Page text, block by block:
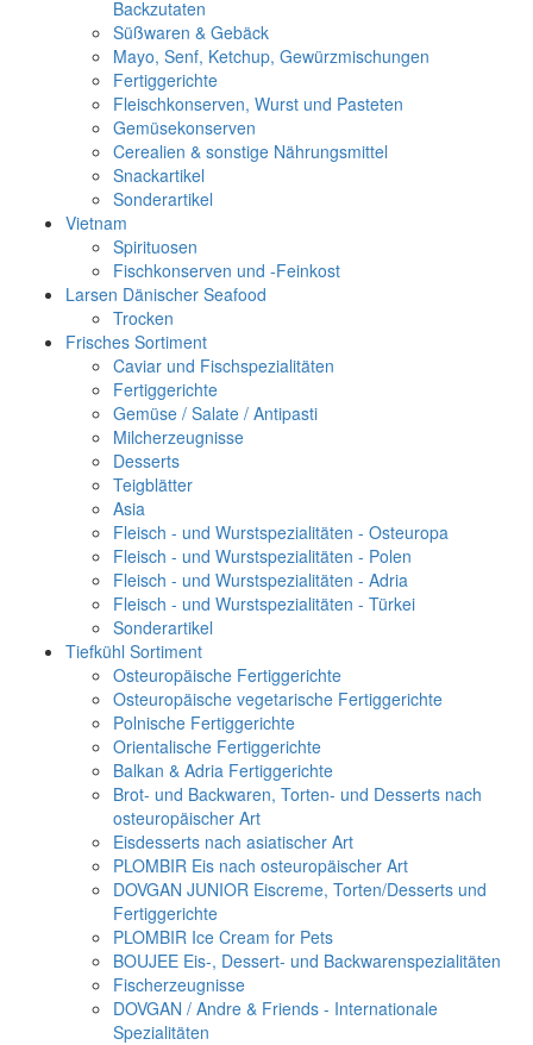
Backzutaten
Süßwaren & Gebäck
Mayo, Senf, Ketchup, Gewürzmischungen
Fertiggerichte
Fleischkonserven, Wurst und Pasteten
Gemüsekonserven
Cerealien & sonstige Nährungsmittel
Snackartikel
Sonderartikel
Vietnam
Spirituosen
Fischkonserven und -Feinkost
Larsen Dänischer Seafood
Trocken
Frisches Sortiment
Caviar und Fischspezialitäten
Fertiggerichte
Gemüse / Salate / Antipasti
Milcherzeugnisse
Desserts
Teigblätter
Asia
Fleisch - und Wurstspezialitäten - Osteuropa
Fleisch - und Wurstspezialitäten - Polen
Fleisch - und Wurstspezialitäten - Adria
Fleisch - und Wurstspezialitäten - Türkei
Sonderartikel
Tiefkühl Sortiment
Osteuropäische Fertiggerichte
Osteuropäische vegetarische Fertiggerichte
Polnische Fertiggerichte
Orientalische Fertiggerichte
Balkan & Adria Fertiggerichte
Brot- und Backwaren, Torten- und Desserts nach
osteuropäischer Art
Eisdesserts nach asiatischer Art
PLOMBIR Eis nach osteuropäischer Art
DOVGAN JUNIOR Eiscreme, Torten/Desserts und
Fertiggerichte
PLOMBIR Ice Cream for Pets
BOUJEE Eis-, Dessert- und Backwarenspezialitäten
Fischerzeugnisse
DOVGAN / Andre & Friends - Internationale
Spezialitäten